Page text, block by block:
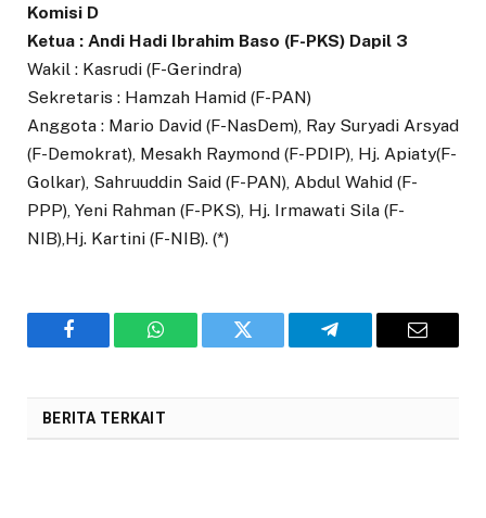
Komisi D
Ketua : Andi Hadi Ibrahim Baso (F-PKS) Dapil 3
Wakil : Kasrudi (F-Gerindra)
Sekretaris : Hamzah Hamid (F-PAN)
Anggota : Mario David (F-NasDem), Ray Suryadi Arsyad
(F-Demokrat), Mesakh Raymond (F-PDIP), Hj. Apiaty(F-
Golkar), Sahruuddin Said (F-PAN), Abdul Wahid (F-
PPP), Yeni Rahman (F-PKS), Hj. Irmawati Sila (F-
NIB),Hj. Kartini (F-NIB). (*)
Facebook WhatsAppTwitter Telegram Email
BERITA TERKAIT